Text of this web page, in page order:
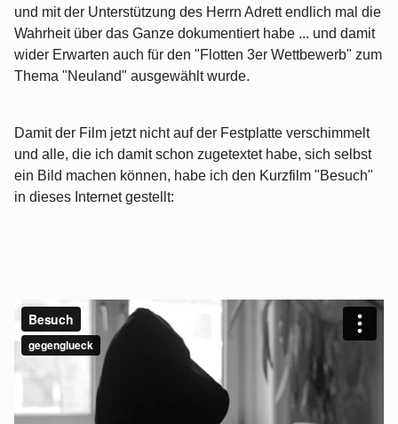
und mit der Unterstützung des Herrn Adrett endlich mal die
Wahrheit über das Ganze dokumentiert habe ... und damit
wider Erwarten auch für den "Flotten 3er Wettbewerb" zum
Thema "Neuland" ausgewählt wurde.
Damit der Film jetzt nicht auf der Festplatte verschimmelt
und alle, die ich damit schon zugetextet habe, sich selbst
ein Bild machen können, habe ich den Kurzfilm "Besuch"
in dieses Internet gestellt: